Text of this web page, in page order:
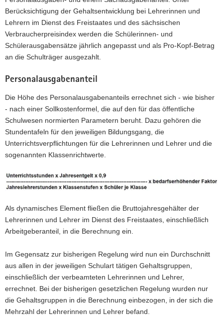
Berücksichtigung der Gehaltsentwicklung bei Lehrerinnen und
Lehrern im Dienst des Freistaates und des sächsischen
Verbraucherpreisindex werden die Schülerinnen- und
Schülerausgabensätze jährlich angepasst und als Pro-Kopf-Betrag
an die Schulträger ausgezahlt.
Personalausgabenanteil
Die Höhe des Personalausgabenanteils errechnet sich - wie bisher
- nach einer Sollkostenformel, die auf den für das öffentliche
Schulwesen normierten Parametern beruht. Dazu gehören die
Stundentafeln für den jeweiligen Bildungsgang, die
Unterrichtsverpflichtungen für die Lehrerinnen und Lehrer und die
sogenannten Klassenrichtwerte.
Als dynamisches Element fließen die Bruttojahresgehälter der
Lehrerinnen und Lehrer im Dienst des Freistaates, einschließlich
Arbeitgeberanteil, in die Berechnung ein.
Im Gegensatz zur bisherigen Regelung wird nun ein Durchschnitt
aus allen in der jeweiligen Schulart tätigen Gehaltsgruppen,
einschließlich der verbeamteten Lehrerinnen und Lehrer,
errechnet. Bei der bisherigen gesetzlichen Regelung wurden nur
die Gehaltsgruppen in die Berechnung einbezogen, in der sich die
Mehrzahl der Lehrerinnen und Lehrer befand.